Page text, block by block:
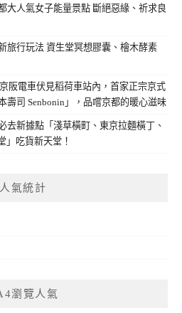
大人氣女子能量景點 斷絕惡緣、祈求良
旅行玩法 資生堂冥想膠囊、檜木酵素
阪電車伏見稻荷車站內，首家正宗京式
壽司 Senbonin」，品嚐京都的暖心滋味
去新據點「淺草橫町、東京拉麵橫丁、
」吃貨新天堂！
人氣統計
瀏覽人氣